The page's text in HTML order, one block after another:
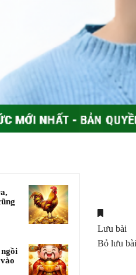
Lưu bài
Bỏ lưu bài